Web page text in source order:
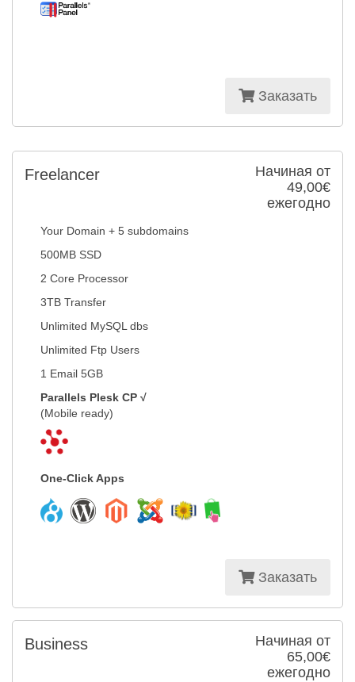
Заказать
Начиная от
49,00€
ежегодно
Freelancer
Your Domain + 5 subdomains
500MB SSD
2 Core Processor
3TB Transfer
Unlimited MySQL dbs
Unlimited Ftp Users
1 Email 5GB
Parallels Plesk CP √
(Mobile ready)
One-Click Apps
Заказать
Начиная от
65,00€
ежегодно
Business